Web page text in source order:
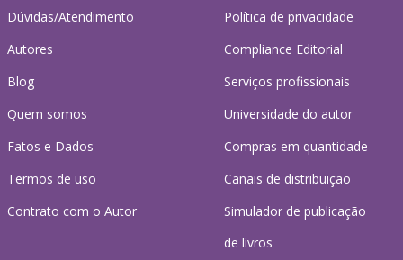
Dúvidas/Atendimento
Autores
Blog
Quem somos
Fatos e Dados
Termos de uso
Contrato com o Autor
Política de privacidade
Compliance Editorial
Serviços profissionais
Universidade do autor
Compras em quantidade
Canais de distribuição
Simulador de publicação
de livros